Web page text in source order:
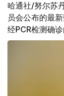
哈通社/努尔苏
员会公布的最
经PCR检测确